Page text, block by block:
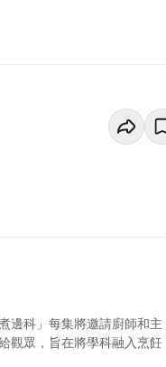
邊科」每集將邀請廚師和主
觀眾，旨在將學科融入烹飪